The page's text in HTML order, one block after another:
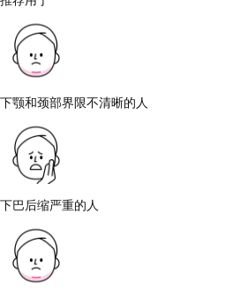
下颚和颈部界限不清晰的人
下巴后缩严重的人